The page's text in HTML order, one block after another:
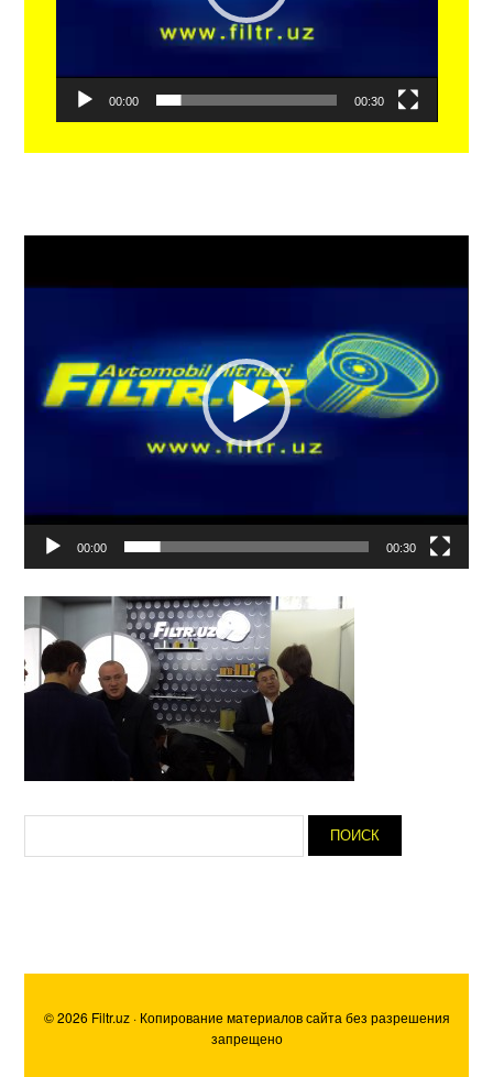
00:00 00:30
00:00 00:30
© 2026 Filtr.uz · Копирование материалов сайта без разрешения
запрещено